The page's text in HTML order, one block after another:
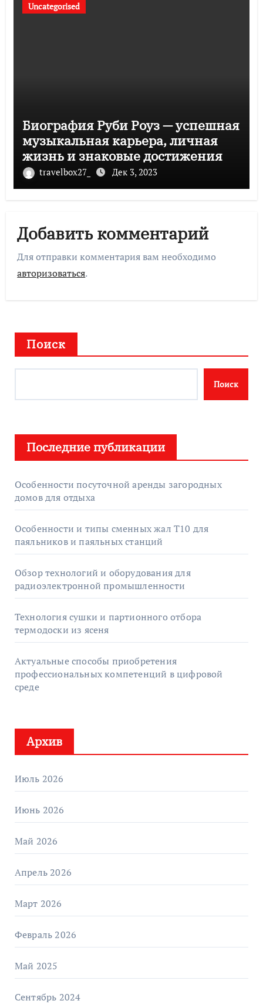
Uncategorised
Биография Руби Роуз — успешная
музыкальная карьера, личная
жизнь и знаковые достижения
travelbox27_ Дек 3, 2023
Добавить комментарий
Для отправки комментария вам необходимо
авторизоваться.
Поиск
Поиск
Последние публикации
Особенности посуточной аренды загородных
домов для отдыха
Особенности и типы сменных жал T10 для
паяльников и паяльных станций
Обзор технологий и оборудования для
радиоэлектронной промышленности
Технология сушки и партионного отбора
термодоски из ясеня
Актуальные способы приобретения
профессиональных компетенций в цифровой
среде
Архив
Июль 2026
Июнь 2026
Май 2026
Апрель 2026
Март 2026
Февраль 2026
Май 2025
Сентябрь 2024